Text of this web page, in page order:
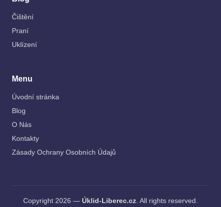
Čištění
Praní
Uklízení
Menu
Úvodní stránka
Blog
O Nás
Kontakty
Zásady Ochrany Osobních Údajů
Copyright 2026 — Úklid-Liberec.cz . All rights reserved.